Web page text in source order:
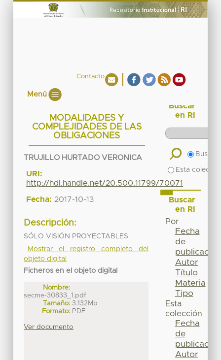
Contacto
Menú
MODALIDADES Y
COMPLEJIDADES DE LAS
OBLIGACIONES
TRUJILLO HURTADO VERONICA
URI:
http://hdl.handle.net/20.500.11799/70071
Fecha: 2017-10-13
Descripción:
SÓLO VISIÓN PROYECTABLES
Mostrar el registro completo del
objeto digital
Ficheros en el objeto digital
Nombre:
secme-30833_1.pdf
Tamaño: 3.132Mb
Formato: PDF
Ver documento
Buscar
en RI
Buscar
Esta
Buscar
en RI
Por
Fecha
de
publicación
Autor
Título
Materia
Tipo
Esta
colección
Fecha
de
publicación
Autor